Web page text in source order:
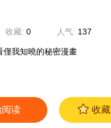
收藏: 0 人气: 137
僅我知曉的秘密漫畫
读 收藏